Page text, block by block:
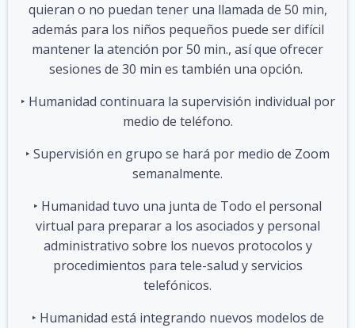
quieran o no puedan tener una llamada de 50 min,
además para los niños pequeños puede ser difícil
mantener la atención por 50 min., así que ofrecer
sesiones de 30 min es también una opción.
‣ Humanidad continuara la supervisión individual por
medio de teléfono.
‣ Supervisión en grupo se hará por medio de Zoom
semanalmente.
‣ Humanidad tuvo una junta de Todo el personal
virtual para preparar a los asociados y personal
administrativo sobre los nuevos protocolos y
procedimientos para tele-salud y servicios
telefónicos.
‣ Humanidad está integrando nuevos modelos de